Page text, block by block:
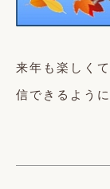
来年も楽しく
信できるよう